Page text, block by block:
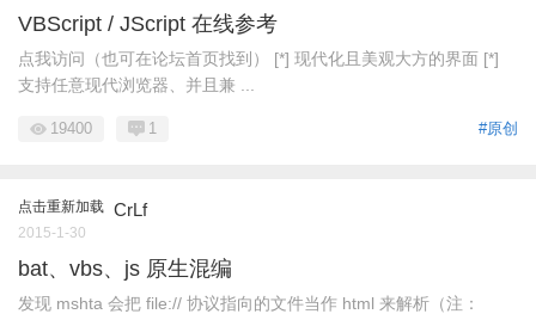
VBScript / JScript 在线参考
点我访问（也可在论坛首页找到） [*] 现代化且美观大方的界面 [*]
支持任意现代浏览器、并且兼 ...
#原创
19400 1
点击重新加载 CrLf
2015-1-30
bat、vbs、js 原生混编
发现 mshta 会把 file:// 协议指向的文件当作 html 来解析（注：